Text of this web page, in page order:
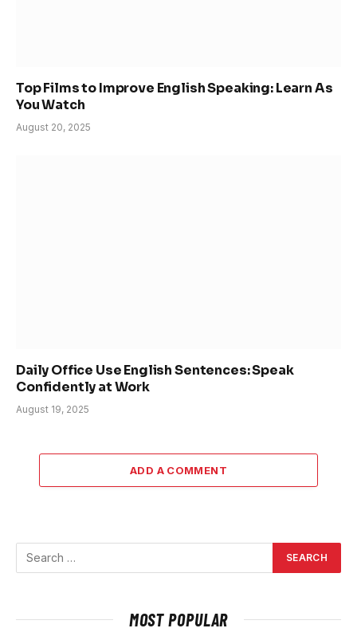
Top Films to Improve English Speaking: Learn As
You Watch
August 20, 2025
Daily Office Use English Sentences: Speak
Confidently at Work
August 19, 2025
ADD A COMMENT
MOST POPULAR